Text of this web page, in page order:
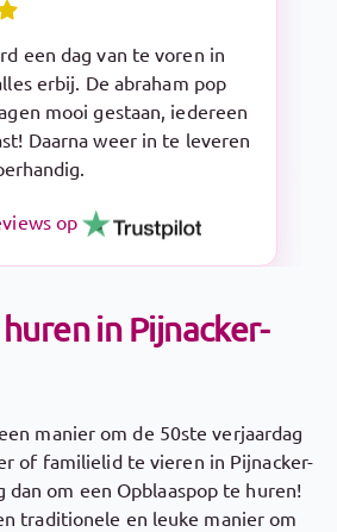
en makkelijk op te zetten.
een aanrader!
op
in Pijnacker-
manier om de 50ste verjaardag
of familielid te vieren in Pijnacker-
dan om een Opblaaspop te huren!
traditionele en leuke manier om